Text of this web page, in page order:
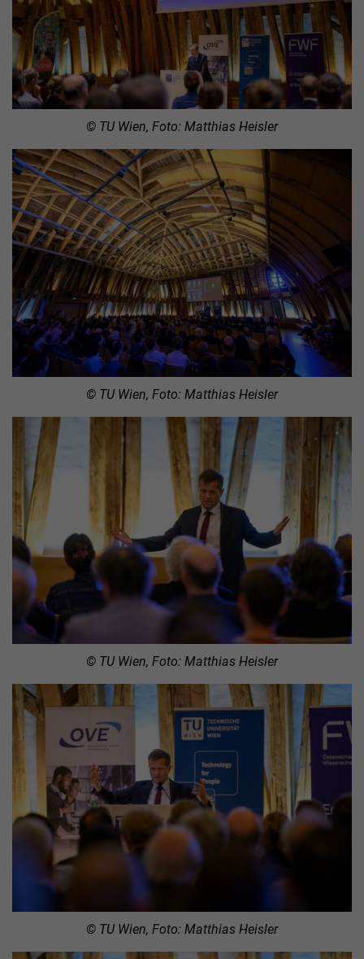
© TU Wien, Foto: Matthias Heisler
© TU Wien, Foto: Matthias Heisler
© TU Wien, Foto: Matthias Heisler
© TU Wien, Foto: Matthias Heisler